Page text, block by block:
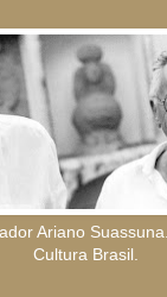
Ariano
Cultura Brasil.